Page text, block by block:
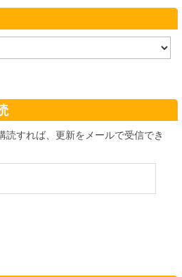
読すれば、更新をメールで受信でき